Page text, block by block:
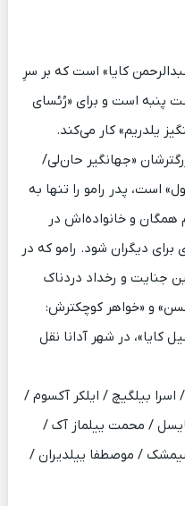
کایا» است که بر سرِ
پنبه است و برای «رُئسای
یلدریم» کار می‌کند.
«جهانگیر حان‌لی/
است، پدر رامو را تنها به
همگان و خانواده‌اش در
دیگران شود. رامو که در
جنایت و رخداد دردناک
حسن» و «خواهر کوچکترش:
کایا»، در شهر آدانا نقل
اسرا بیلگیچ / ایلکر آکسوم /
/ محمت ییلماز آک /
شیمشک / موصطفا ییلدیران /